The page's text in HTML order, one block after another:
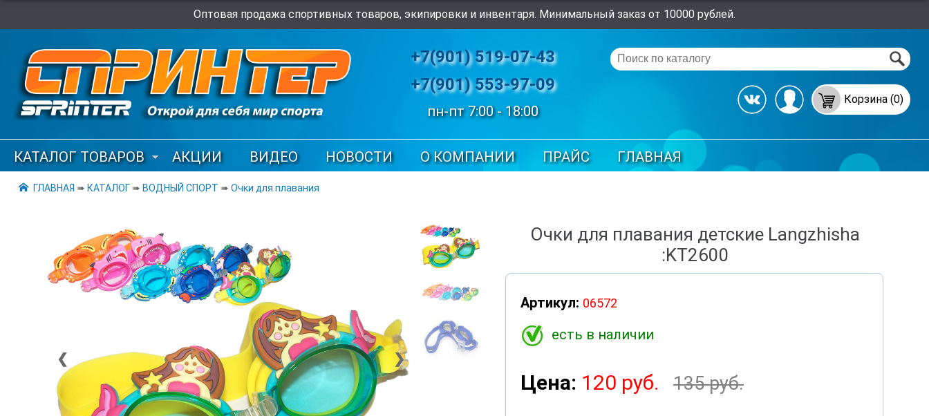
Оптовая продажа спортивных товаров, экипировки и инвентаря. Минимальный заказ от 10000 рублей.
+7(901) 519-07-43
+7(901) 553-97-09
пн-пт 7:00 - 18:00
Корзина (0)
КАТАЛОГ ТОВАРОВ АКЦИИ ВИДЕО НОВОСТИ О КОМПАНИИ ПРАЙС ГЛАВНАЯ
ГЛАВНАЯ ➠ КАТАЛОГ➠ ВОДНЫЙ СПОРТ ➠ Очки для плавания
❮ ❯
Очки для плавания детские Langzhisha
:KT2600
Артикул: 06572
есть в наличии
Цена: 120 руб. 135 руб.